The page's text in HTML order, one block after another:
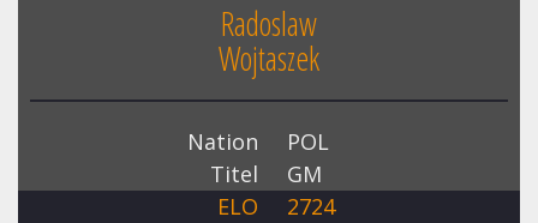
Radoslaw
Wojtaszek
Nation
POL
Titel
GM
ELO
2724